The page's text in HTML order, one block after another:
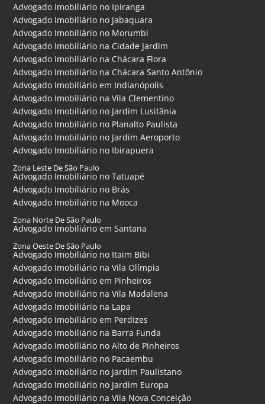
Advogado Imobiliário no Ipiranga
Advogado Imobiliário no Jabaquara
Advogado Imobiliário no Morumbi
Advogado Imobiliário na Cidade Jardim
Advogado Imobiliário na Chácara Flora
Advogado Imobiliário na Chácara Santo Antônio
Advogado Imobiliário em Indianópolis
Advogado Imobiliário na Vila Clementino
Advogado Imobiliário no Jardim Lusitânia
Advogado Imobiliário no Planalto Paulista
Advogado Imobiliário no Jardim Aeroporto
Advogado Imobiliário no Ibirapuera
Zona Leste De São Paulo
Advogado Imobiliário no Tatuapé
Advogado Imobiliário no Brás
Advogado Imobiliário na Mooca
Zona Norte De São Paulo
Advogado Imobiliário em Santana
Zona Oeste De São Paulo
Advogado Imobiliário no Itaim Bibi
Advogado Imobiliário na Vila Olímpia
Advogado Imobiliário em Pinheiros
Advogado Imobiliário na Vila Madalena
Advogado Imobiliário na Lapa
Advogado Imobiliário em Perdizes
Advogado Imobiliário na Barra Funda
Advogado Imobiliário no Alto de Pinheiros
Advogado Imobiliário no Pacaembu
Advogado Imobiliário no Jardim Paulistano
Advogado Imobiliário no Jardim Europa
Advogado Imobiliário na Vila Nova Conceição